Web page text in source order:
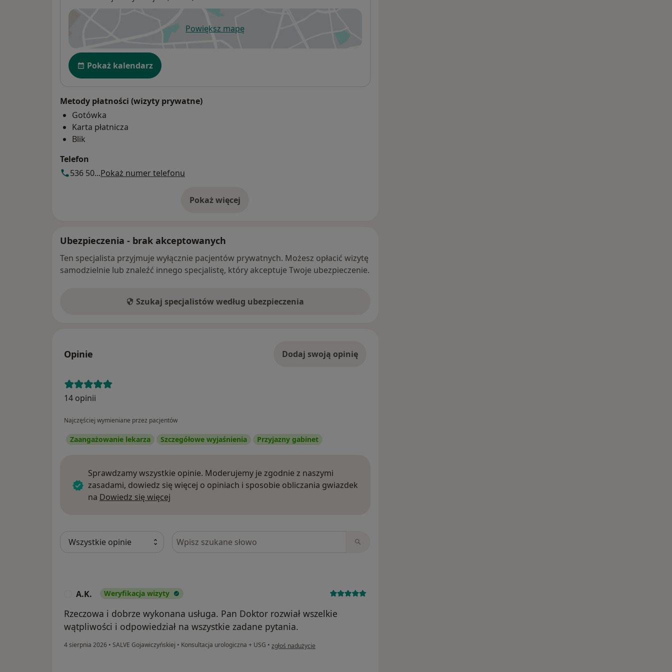
Powiększ mapęotwiera się w nowej karcie
Dostępność
Pokaż kalendarz
Metody płatności (wizyty prywatne)
Gotówka
Karta płatnicza
Blik
Telefon
536 50...Pokaż numer telefonu
Pokaż więcej
o adresie
Ubezpieczenia - brak akceptowanych
Ten specjalista przyjmuje wyłącznie pacjentów prywatnych. Możesz opłacić wizytę
samodzielnie lub znaleźć innego specjalistę, który akceptuje Twoje ubezpieczenie.
Szukaj specjalistów według ubezpieczenia
Opinie Dodaj swoją opinię
14 opinii
Najczęściej wymieniane przez pacjentów
Zaangażowanie lekarza Szczegółowe wyjaśnienia Przyjazny gabinet
Sprawdzamy wszystkie opinie. Moderujemy je zgodnie z naszymi
zasadami, dowiedz się więcej o opiniach i sposobie obliczania gwiazdek
na Dowiedz się więcej
Szukaj w opiniach
A.K. Weryfikacja wizyty
Rzeczowa i dobrze wykonana usługa. Pan Doktor rozwiał wszelkie
wątpliwości i odpowiedział na wszystkie zadane pytania.
4 sierpnia 2026 • SALVE Gojawiczyńskiej • Konsultacja urologiczna + USG • w opinii użytkownika A.K.
zgłoś nadużycie